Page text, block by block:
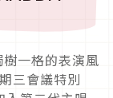
一格的表演風
三會議特別